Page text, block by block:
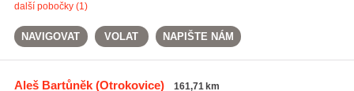
další pobočky (1)
NAVIGOVAT VOLAT NAPIŠTE NÁM
Aleš Bartůněk(Otrokovice) 161,71 km